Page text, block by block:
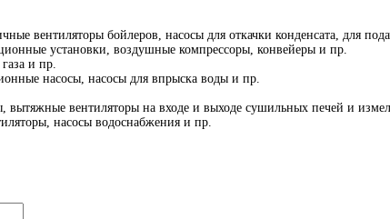
вентиляторы бойлеров, насосы для откачки конденсата, для
установки, воздушные компрессоры, конвейеры и пр.
и пр.
насосы, насосы для впрыска воды и пр.
вытяжные вентиляторы на входе и выходе сушильных печей и
насосы водоснабжения и пр.